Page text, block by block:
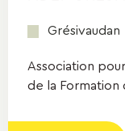
Grésivaudan
Association
de la Formation